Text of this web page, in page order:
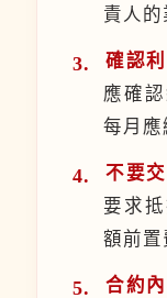
責人的
確認
應確
每月應
不要
要求
額前置
合約